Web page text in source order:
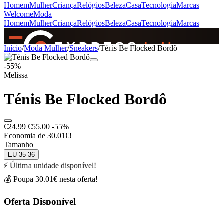
HomemMulherCriançaRelógiosBelezaCasaTecnologiaMarcas
WelcomeModa
HomemMulherCriançaRelógiosBelezaCasaTecnologiaMarcas
SINCE 2005
Início/Moda Mulher/Sneakers/Ténis Be Flocked Bordô
-55%
Melissa
Ténis Be Flocked Bordô
€24.99 €55.00 -55%
Economia de 30.01€!
Tamanho
EU-35-36
⚡ Última unidade disponível!
💰 Poupa 30.01€ nesta oferta!
Oferta Disponível